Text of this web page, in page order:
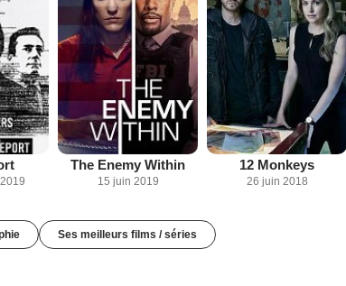
The Enemy Within
15 juin 2019
12 Monkeys
26 juin 2018
Ses meilleurs films / séries